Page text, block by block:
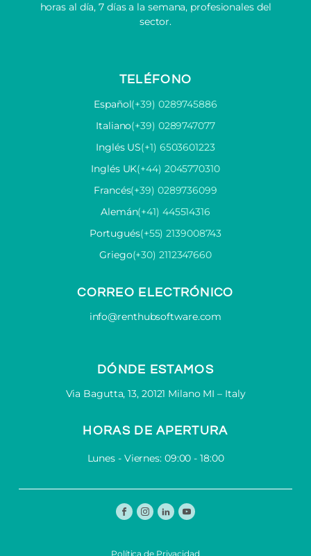
horas al día, 7 días a la semana, profesionales del
sector.
TELÉFONO
Español(+39) 0289745886
Italiano(+39) 0289747077
Inglés US(+1) 6503601223
Inglés UK(+44) 2045770310
Francés(+39) 0289736099
Alemán(+41) 445514316
Portugués(+55) 2139008743
Griego(+30) 2112347660
CORREO ELECTRÓNICO
info@renthubsoftware.com
DÓNDE ESTAMOS
Via Bagutta, 13, 20121 Milano MI – Italy
HORAS DE APERTURA
Lunes - Viernes: 09:00 - 18:00
Política de Privacidad